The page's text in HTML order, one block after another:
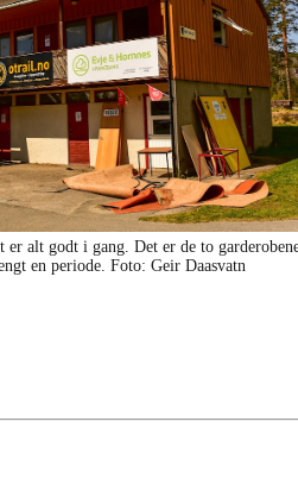
alt godt i gang. Det er de to
en periode. Foto: Geir Daasvatn